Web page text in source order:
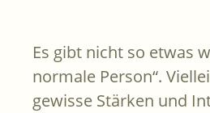
Es gibt nicht so etwas
normale Person“.
gewisse Stärken und